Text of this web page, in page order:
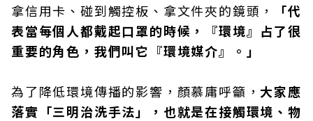
拿信用卡、碰到觸控板、拿文件夾的鏡頭，
「代
表當每個人都戴起口罩的時候，『環境』占了很
重要的角色，我們叫它『環境媒介』。」
為了降低環境傳播的影響，顏慕庸呼籲， 大家應
落實「三明治洗手法」，也就是在接觸環境、物